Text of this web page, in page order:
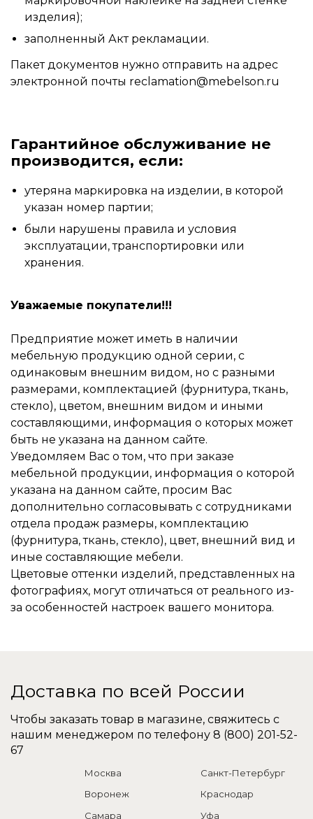
изделия);
заполненный Акт рекламации.
Пакет документов нужно отправить на адрес
электронной почты reclamation@mebelson.ru
Гарантийное обслуживание не
производится, если:
утеряна маркировка на изделии, в которой
указан номер партии;
были нарушены правила и условия
эксплуатации, транспортировки или
хранения.
Уважаемые покупатели!!!
Предприятие может иметь в наличии
мебельную продукцию одной серии, с
одинаковым внешним видом, но с разными
размерами, комплектацией (фурнитура, ткань,
стекло), цветом, внешним видом и иными
составляющими, информация о которых может
быть не указана на данном сайте.
Уведомляем Вас о том, что при заказе
мебельной продукции, информация о которой
указана на данном сайте, просим Вас
дополнительно согласовывать с сотрудниками
отдела продаж размеры, комплектацию
(фурнитура, ткань, стекло), цвет, внешний вид и
иные составляющие мебели.
Цветовые оттенки изделий, представленных на
фотографиях, могут отличаться от реального из-
за особенностей настроек вашего монитора.
Доставка по всей России
Чтобы заказать товар в магазине, свяжитесь с
нашим менеджером по телефону 8 (800) 201-52-
67
Москва
Санкт-Петербург
Воронеж
Краснодар
Самара
Уфа